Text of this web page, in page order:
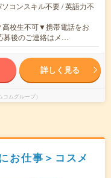
コンスキル不要 / 英語力不
校生不可▼携帯電話をお
募後のご連絡はメ…
詳しく見る
ムグループ）
お仕事＞コスメ